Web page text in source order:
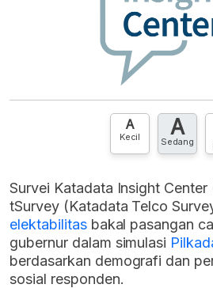
A
Kecil A
Sedang
Survei Katadata Insight Center
tSurvey (Katadata Telco
elektabilitas bakal pasangan
gubernur dalam simulasi
berdasarkan demografi dan
sosial responden.